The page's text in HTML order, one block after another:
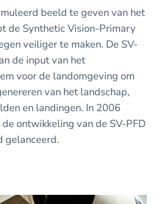
beeld te geven van het
de Synthetic Vision-Primary
veiliger te maken. De SV-
de input van het
voor de landomgeving om
van het landschap,
en landingen. In 2006
ontwikkeling van de SV-PFD
gelanceerd.